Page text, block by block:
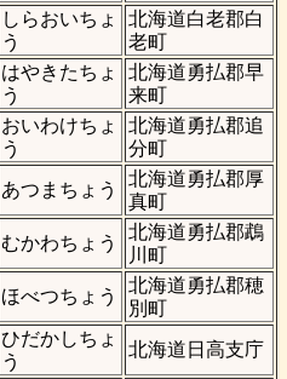
しらおいちょ
う
北海道白老郡白
老町
はやきたちょ
う
北海道勇払郡早
来町
おいわけちょ
う
北海道勇払郡追
分町
あつまちょう
北海道勇払郡厚
真町
むかわちょう
北海道勇払郡鵡
川町
ほべつちょう
北海道勇払郡穂
別町
ひだかしちょ
う
北海道日高支庁